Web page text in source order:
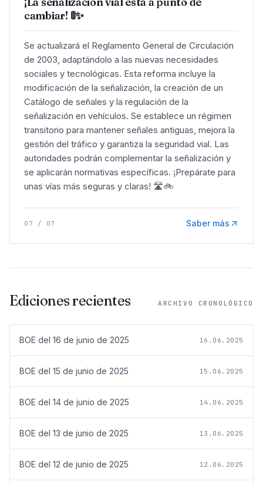
cambiar! 🚦✨
Se actualizará el Reglamento General de Circulación
de 2003, adaptándolo a las nuevas necesidades
sociales y tecnológicas. Esta reforma incluye la
modificación de la señalización, la creación de un
Catálogo de señales y la regulación de la
señalización en vehículos. Se establece un régimen
transitorio para mantener señales antiguas, mejora la
gestión del tráfico y garantiza la seguridad vial. Las
autoridades podrán complementar la señalización y
se aplicarán normativas específicas. ¡Prepárate para
unas vías más seguras y claras! 🛣️🚲
07 / 07 Saber más
Ediciones recientes ARCHIVO CRONOLÓGICO
BOE del 16 de junio de 2025 16.06.2025
BOE del 15 de junio de 2025 15.06.2025
BOE del 14 de junio de 2025 14.06.2025
BOE del 13 de junio de 2025 13.06.2025
BOE del 12 de junio de 2025 12.06.2025